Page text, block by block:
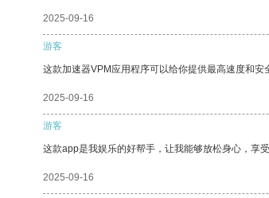
2025-09-16
游客
这款加速器VPM应用程序可以给你提供最高速度和安
2025-09-16
游客
这款app是我娱乐的好帮手，让我能够放松身心，享受
2025-09-16